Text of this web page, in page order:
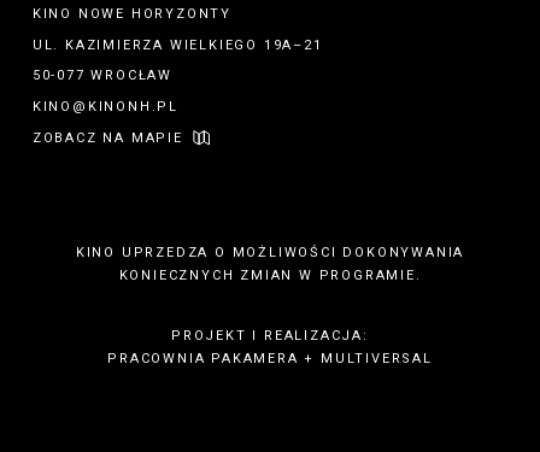
KINO NOWE HORYZONTY
UL. KAZIMIERZA WIELKIEGO 19A–21
50-077 WROCŁAW
KINO@KINONH.PL
ZOBACZ NA MAPIE
KINO UPRZEDZA O MOŻLIWOŚCI DOKONYWANIA
KONIECZNYCH ZMIAN W PROGRAMIE.
PROJEKT I REALIZACJA:
PRACOWNIA PAKAMERA + MULTIVERSAL